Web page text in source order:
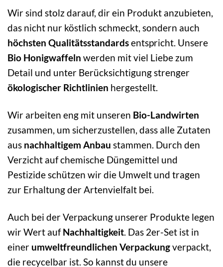
Wir sind stolz darauf, dir ein Produkt anzubieten,
das nicht nur köstlich schmeckt, sondern auch
höchsten Qualitätsstandardsentspricht. Unsere
Bio Honigwaffeln werden mit viel Liebe zum
Detail und unter Berücksichtigung strenger
ökologischer Richtlinien hergestellt.
Wir arbeiten eng mit unseren Bio-Landwirten
zusammen, um sicherzustellen, dass alle Zutaten
aus nachhaltigem Anbau stammen. Durch den
Verzicht auf chemische Düngemittel und
Pestizide schützen wir die Umwelt und tragen
zur Erhaltung der Artenvielfalt bei.
Auch bei der Verpackung unserer Produkte legen
wir Wert aufNachhaltigkeit. Das 2er-Set ist in
einer umweltfreundlichen Verpackungverpackt,
die recycelbar ist. So kannst du unsere